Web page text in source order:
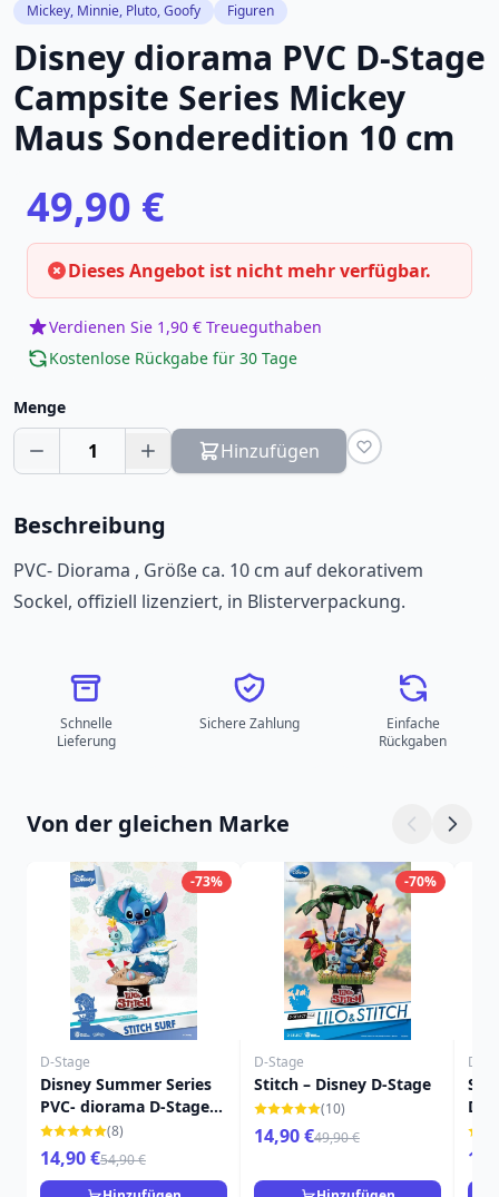
Mickey, Minnie, Pluto, Goofy Figuren
Disney diorama PVC D-Stage
Campsite Series Mickey
Maus Sonderedition 10 cm
49,90 €
Dieses Angebot ist nicht mehr verfügbar.
Verdienen Sie 1,90 € Treueguthaben
Kostenlose Rückgabe für 30 Tage
Menge
1 Hinzufügen
Beschreibung
PVC- Diorama , Größe ca. 10 cm auf dekorativem
Sockel, offiziell lizenziert, in Blisterverpackung.
Schnelle
Lieferung
Sichere Zahlung
Einfache
Rückgaben
Von der gleichen Marke
-73%
D-Stage
Disney Summer Series
PVC- diorama D-Stage
Stitch Surf 15 cm
(8)
14,90 €54,90 €
-70%
D-Stage
Stitch – Disney D-Stage
(10)
14,90 €49,90 €
D-